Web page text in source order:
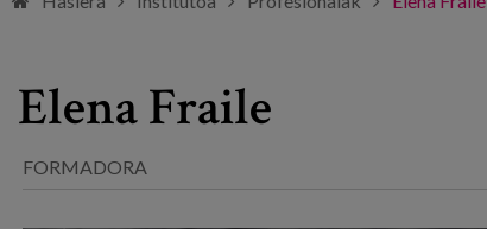
Elena Fraile
FORMADORA